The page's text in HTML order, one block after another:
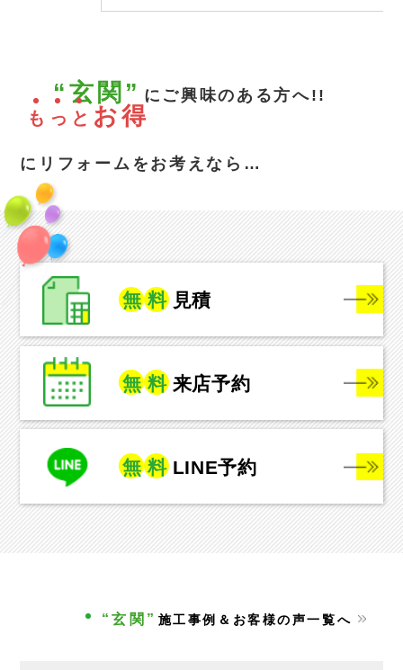
“玄関” にご興味のある方へ!!
も っ と お得
にリフォームをお考えなら…
無 料 見積
無 料 来店予約
無 料 LINE予約
“玄関” 施工事例＆お客様の声一覧へ